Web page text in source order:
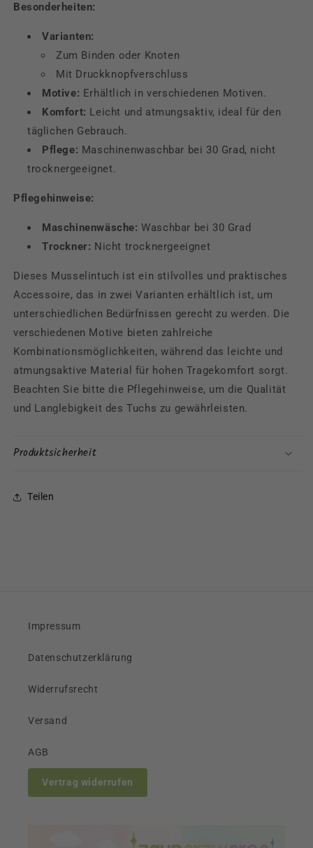
Besonderheiten:
Varianten:
Zum Binden oder Knoten
Mit Druckknopfverschluss
Motive: Erhältlich in verschiedenen Motiven.
Komfort: Leicht und atmungsaktiv, ideal für den
täglichen Gebrauch.
Pflege: Maschinenwaschbar bei 30 Grad, nicht
trocknergeeignet.
Pflegehinweise:
Maschinenwäsche: Waschbar bei 30 Grad
Trockner: Nicht trocknergeeignet
Dieses Musselintuch ist ein stilvolles und praktisches
Accessoire, das in zwei Varianten erhältlich ist, um
unterschiedlichen Bedürfnissen gerecht zu werden. Die
verschiedenen Motive bieten zahlreiche
Kombinationsmöglichkeiten, während das leichte und
atmungsaktive Material für hohen Tragekomfort sorgt.
Beachten Sie bitte die Pflegehinweise, um die Qualität
und Langlebigkeit des Tuchs zu gewährleisten.
Produktsicherheit
Teilen
Impressum
Datenschutzerklärung
Widerrufsrecht
Versand
AGB
Vertrag widerrufen